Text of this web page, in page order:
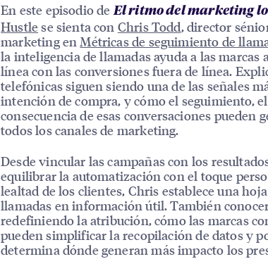
En este episodio de El ritmo del marketing
Hustle se sienta con Chris Todd, director
marketing en Métricas de seguimiento de
la inteligencia de llamadas ayuda a las marcas
línea con las conversiones fuera de línea.
telefónicas siguen siendo una de las señales
intención de compra, y cómo el seguimiento,
consecuencia de esas conversaciones pueden
todos los canales de marketing.
Desde vincular las campañas con los
equilibrar la automatización con el toque
lealtad de los clientes, Chris establece una
llamadas en información útil. También
redefiniendo la atribución, cómo las marcas
pueden simplificar la recopilación de datos y
determina dónde generan más impacto los